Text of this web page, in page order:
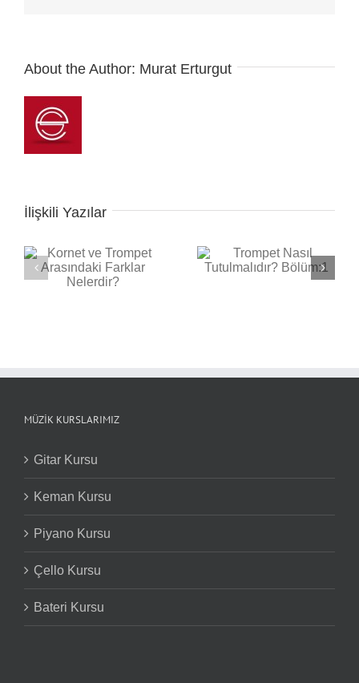
About the Author: Murat Erturgut
İlişkili Yazılar
Trompet Nasıl
Tutulmalıdır? Bölüm:1
Trompet Nasıl Çalınır?
MÜZIK KURSLARIMIZ
Gitar Kursu
Keman Kursu
Piyano Kursu
Çello Kursu
Bateri Kursu